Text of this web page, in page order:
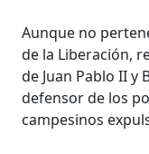
Aunque no
de la Liberación,
de Juan Pablo II y
defensor de los
campesinos